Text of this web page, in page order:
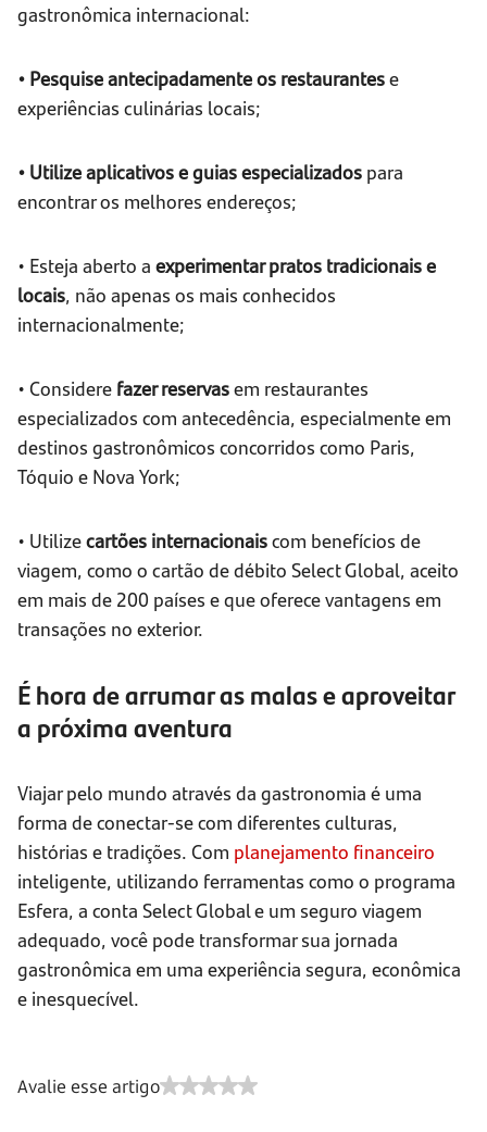
gastronômica internacional:
• Pesquise antecipadamente os restaurantese
experiências culinárias locais;
• Utilize aplicativos e guias especializados para
encontrar os melhores endereços;
• Esteja aberto a experimentar pratos tradicionais e
locais, não apenas os mais conhecidos
internacionalmente;
• Considere fazer reservasem restaurantes
especializados com antecedência, especialmente em
destinos gastronômicos concorridos como Paris,
Tóquio e Nova York;
• Utilizecartões internacionaiscom benefícios de
viagem, como o cartão de débito Select Global, aceito
em mais de 200 países e que oferece vantagens em
transações no exterior.
É hora de arrumar as malas e aproveitar
a próxima aventura
Viajar pelo mundo através da gastronomia é uma
forma de conectar-se com diferentes culturas,
histórias e tradições. Com planejamento financeiro
inteligente, utilizando ferramentas como o programa
Esfera, a conta Select Global e um seguro viagem
adequado, você pode transformar sua jornada
gastronômica em uma experiência segura, econômica
e inesquecível.
Avalie esse artigo